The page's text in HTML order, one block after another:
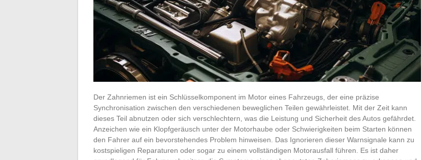
Der Zahnriemen ist ein Schlüsselkomponent im Motor eines Fahrzeugs, der eine präzise
Synchronisation zwischen den verschiedenen beweglichen Teilen gewährleistet. Mit der Zeit kann
dieses Teil abnutzen oder sich verschlechtern, was die Leistung und Sicherheit des Autos gefährdet.
Anzeichen wie ein Klopfgeräusch unter der Motorhaube oder Schwierigkeiten beim Starten können
den Fahrer auf ein bevorstehendes Problem hinweisen. Das Ignorieren dieser Warnsignale kann zu
kostspieligen Reparaturen oder sogar zu einem vollständigen Motorausfall führen. Es ist daher